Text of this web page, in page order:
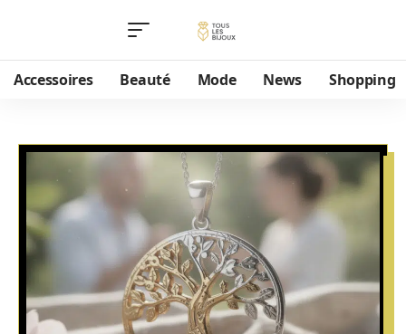
Accessoires Beauté Mode News Shopping